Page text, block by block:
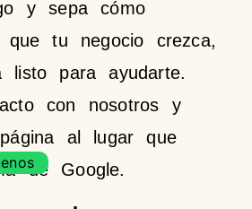
y sepa cómo
que tu negocio crezca,
listo para ayudarte.
con nosotros y
al lugar que
de Google.